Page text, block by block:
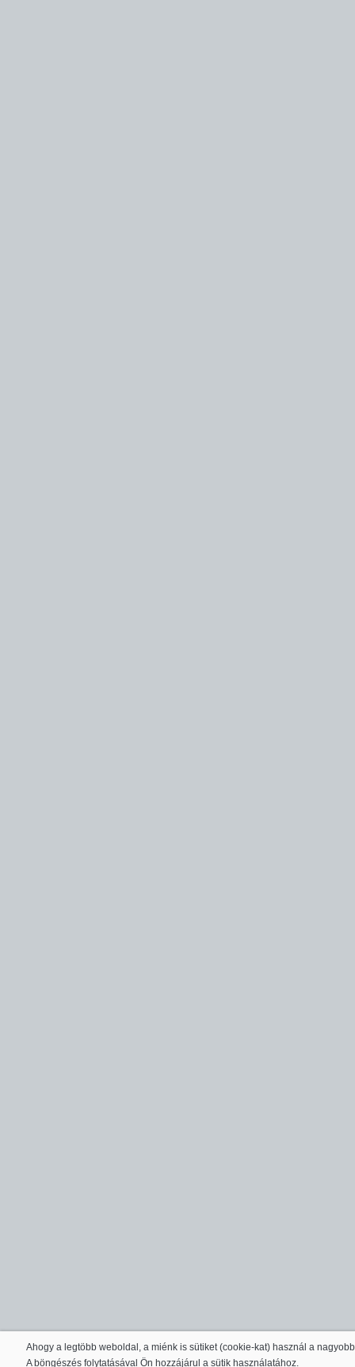
Ahogy a legtöbb weboldal, a miénk is sütiket (cookie-kat) használ a
A böngészés folytatásával Ön hozzájárul a sütik használatához.